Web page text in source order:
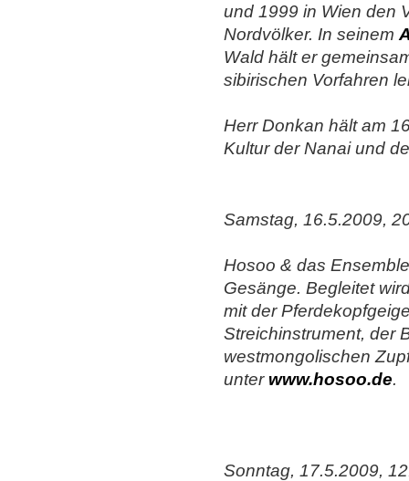
und 1999 in Wien den
Nordvölker. In seinem
Wald hält er
sibirischen Vorfahren
Herr Donkan hält am
Kultur der Nanai und
Samstag, 16.5.2009,
Hosoo & das
Gesänge. Begleitet
mit der
Streichinstrument, der
westmongolischen
unter www.hosoo.de.
Sonntag, 17.5.2009,